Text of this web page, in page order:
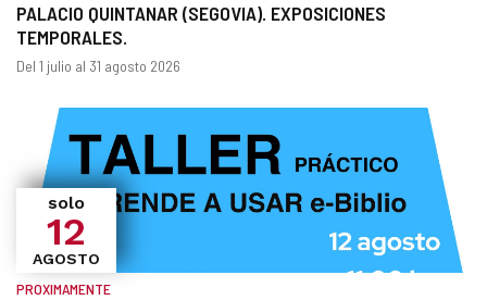
PALACIO QUINTANAR (SEGOVIA). EXPOSICIONES
TEMPORALES.
¿Cuándo?
Fechas
Del 1 julio al 31 agosto 2026
solo
12
AGOSTO
PROXIMAMENTE